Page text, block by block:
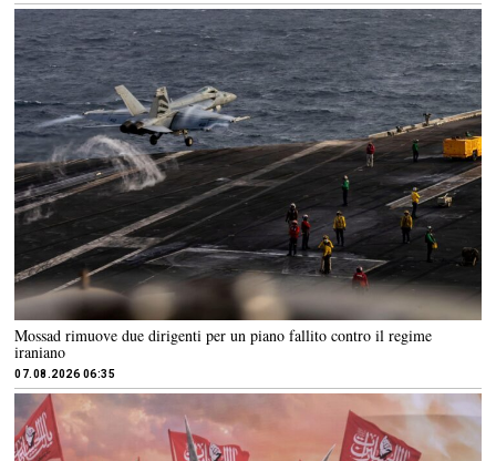
Mossad rimuove due dirigenti per un piano fallito contro il regime
iraniano
07.08.2026 06:35